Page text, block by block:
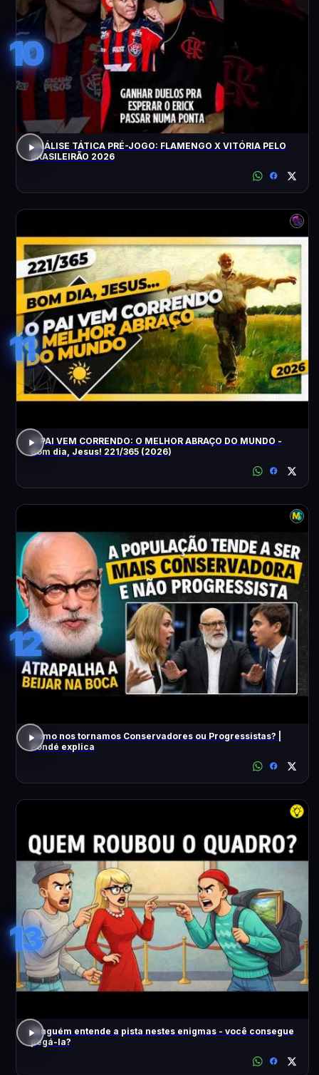
10
ANÁLISE TÁTICA PRÉ-JOGO: FLAMENGO X VITÓRIA PELO
BRASILEIRÃO 2026
11
O PAI VEM CORRENDO: O MELHOR ABRAÇO DO MUNDO -
Bom dia, Jesus! 221/365 (2026)
12
Como nos tornamos Conservadores ou Progressistas? |
Pondé explica
13
Ninguém entende a pista nestes enigmas - você consegue
pegá-la?